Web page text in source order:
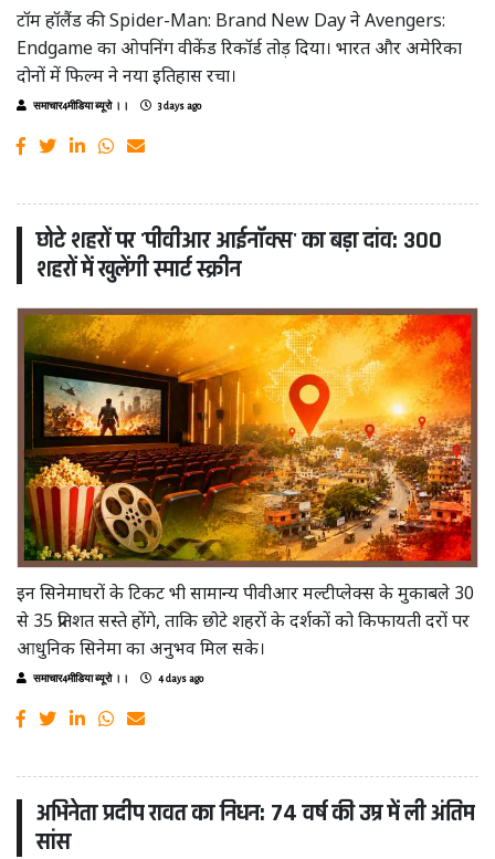
टॉम हॉलैंड की Spider-Man: Brand New Day ने Avengers:
Endgame का ओपनिंग वीकेंड रिकॉर्ड तोड़ दिया। भारत और अमेरिका
दोनों में फिल्म ने नया इतिहास रचा।
समाचार4मीडिया ब्यूरो ।। 3 days ago
छोटे शहरों पर 'पीवीआर आईनॉक्स' का बड़ा दांव: 300
शहरों में खुलेंगी स्मार्ट स्क्रीन
इन सिनेमाघरों के टिकट भी सामान्य पीवीआर मल्टीप्लेक्स के मुकाबले 30
से 35 प्रतिशत सस्ते होंगे, ताकि छोटे शहरों के दर्शकों को किफायती दरों पर
आधुनिक सिनेमा का अनुभव मिल सके।
समाचार4मीडिया ब्यूरो ।। 4 days ago
अभिनेता प्रदीप रावत का निधन: 74 वर्ष की उम्र में ली अंतिम
सांस